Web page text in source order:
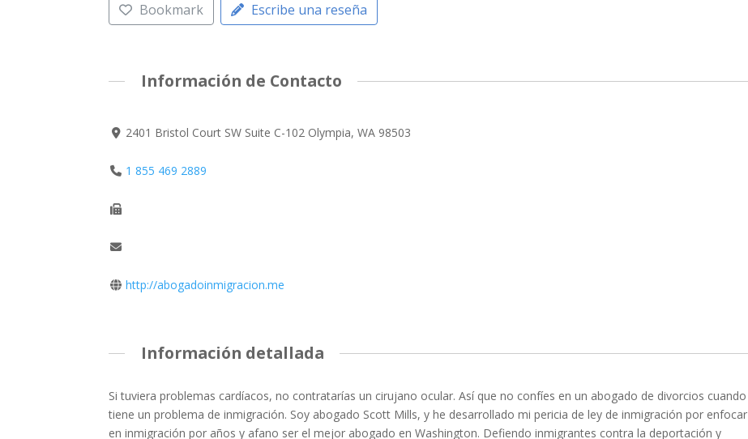
Bookmark Escribe una reseña
Información de Contacto
2401 Bristol Court SW Suite C-102 Olympia, WA 98503
1 855 469 2889
http://abogadoinmigracion.me
Información detallada
Si tuviera problemas cardíacos, no contratarías un cirujano ocular. Así que no confíes en un abogado de divorcios cuando
tiene un problema de inmigración. Soy abogado Scott Mills, y he desarrollado mi pericia de ley de inmigración por enfocar
en inmigración por años y afano ser el mejor abogado en Washington. Defiendo inmigrantes contra la deportación y